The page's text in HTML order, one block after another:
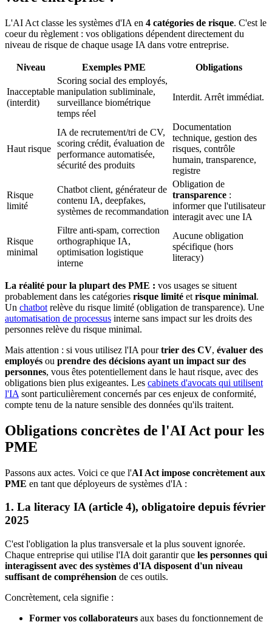
L'AI Act classe les systèmes d'IA en 4 catégories de risque. C'est le
coeur du règlement : vos obligations dépendent directement du
niveau de risque de chaque usage IA dans votre entreprise.
Niveau Exemples PME Obligations
Inacceptable
(interdit)
Scoring social des employés,
manipulation subliminale,
surveillance biométrique
temps réel
Interdit. Arrêt immédiat.
Haut risque
IA de recrutement/tri de CV,
scoring crédit, évaluation de
performance automatisée,
sécurité des produits
Documentation
technique, gestion des
risques, contrôle
humain, transparence,
registre
Risque
limité
Chatbot client, générateur de
contenu IA, deepfakes,
systèmes de recommandation
Obligation de
transparence :
informer que l'utilisateur
interagit avec une IA
Risque
minimal
Filtre anti-spam, correction
orthographique IA,
optimisation logistique
interne
Aucune obligation
spécifique (hors
literacy)
La réalité pour la plupart des PME : vos usages se situent
probablement dans les catégories risque limité et risque minimal.
Un chatbot relève du risque limité (obligation de transparence). Une
automatisation de processus interne sans impact sur les droits des
personnes relève du risque minimal.
Mais attention : si vous utilisez l'IA pourtrier des CV, évaluer des
employés ou prendre des décisions ayant un impact sur des
personnes, vous êtes potentiellement dans le haut risque, avec des
obligations bien plus exigeantes. Les cabinets d'avocats qui utilisent
l'IA sont particulièrement concernés par ces enjeux de conformité,
compte tenu de la nature sensible des données qu'ils traitent.
Obligations concrètes de l'AI Act pour les
PME
Passons aux actes. Voici ce que l'AI Act impose concrètement aux
PME en tant que déployeurs de systèmes d'IA :
1. La literacy IA (article 4), obligatoire depuis février
2025
C'est l'obligation la plus transversale et la plus souvent ignorée.
Chaque entreprise qui utilise l'IA doit garantir que les personnes qui
interagissent avec des systèmes d'IA disposent d'un niveau
suffisant de compréhension de ces outils.
Concrètement, cela signifie :
Former vos collaborateurs aux bases du fonctionnement de